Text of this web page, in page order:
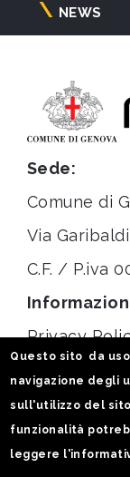
NEWS
Sede:
Comune di
Via
C.F. / P.iva
Privacy
Statistiche
Seguici su:
Questo sito da
navigazione degli
sull'utilizzo del
funzionalità
leggere